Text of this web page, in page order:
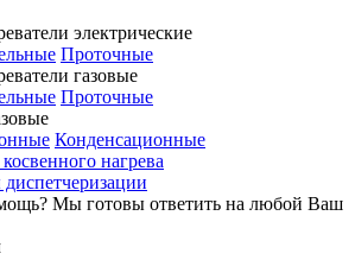
электрические
Проточные
газовые
Проточные
Конденсационные
нагрева
Мы готовы ответить на любой Ваш